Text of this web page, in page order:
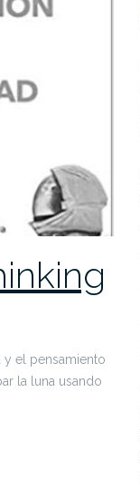
y el pensamiento
la luna usando